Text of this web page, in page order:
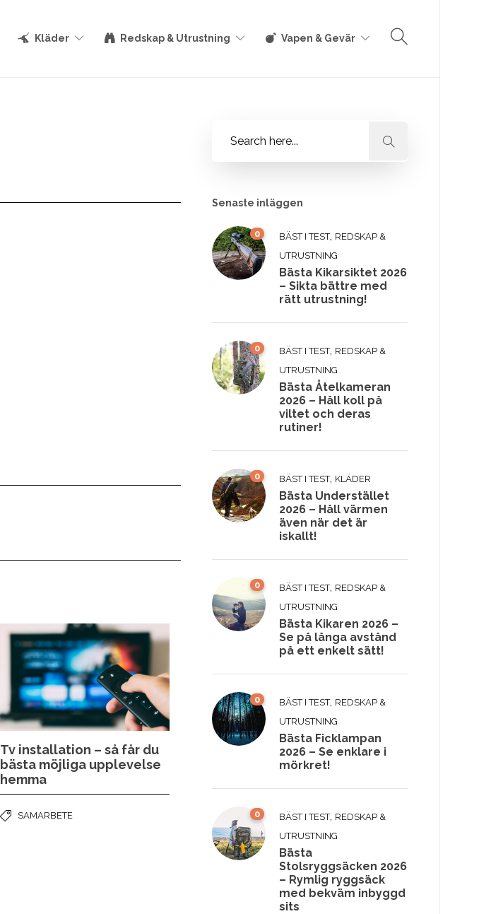
Kläder Redskap & Utrustning Vapen & Gevär
Tv installation – så får du
bästa möjliga upplevelse
hemma
SAMARBETE
Senaste inläggen
0 BÄST I TEST, REDSKAP &
UTRUSTNING
Bästa Kikarsiktet 2026
– Sikta bättre med
rätt utrustning!
0 BÄST I TEST, REDSKAP &
UTRUSTNING
Bästa Åtelkameran
2026 – Håll koll på
viltet och deras
rutiner!
0 BÄST I TEST, KLÄDER
Bästa Understället
2026 – Håll värmen
även när det är
iskallt!
0 BÄST I TEST, REDSKAP &
UTRUSTNING
Bästa Kikaren 2026 –
Se på långa avstånd
på ett enkelt sätt!
0 BÄST I TEST, REDSKAP &
UTRUSTNING
Bästa Ficklampan
2026 – Se enklare i
mörkret!
0 BÄST I TEST, REDSKAP &
UTRUSTNING
Bästa
Stolsryggsäcken 2026
– Rymlig ryggsäck
med bekväm inbyggd
sits